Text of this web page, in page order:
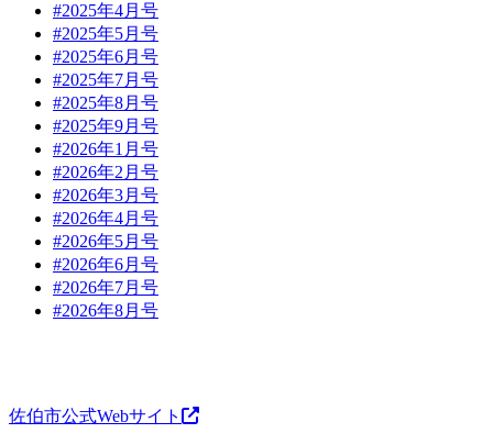
#2025年4月号
#2025年5月号
#2025年6月号
#2025年7月号
#2025年8月号
#2025年9月号
#2026年1月号
#2026年2月号
#2026年3月号
#2026年4月号
#2026年5月号
#2026年6月号
#2026年7月号
#2026年8月号
佐伯市公式Webサイト